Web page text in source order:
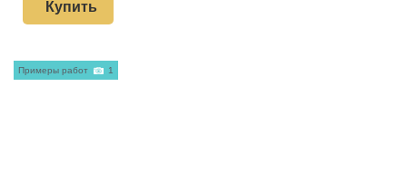
Купить
Примеры работ 1